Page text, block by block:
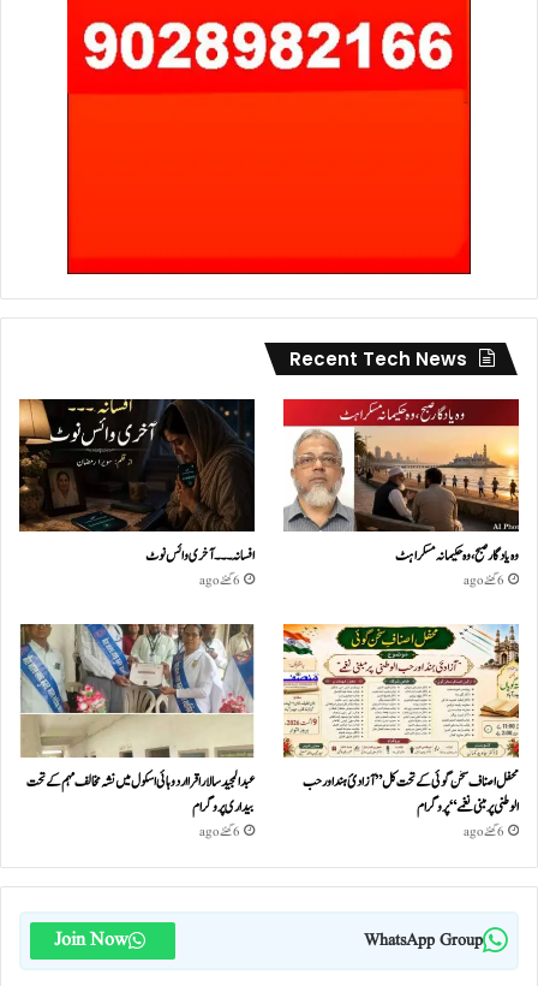
Recent Tech News
وہ یادگار صبح، وہ حکیمانہ مسکراہٹ
6 گھنٹے ago
افسانہ۔۔۔آخری وائس نوٹ
6 گھنٹے ago
محفل اصناف سخن گوئی کے تحت کل ”آزادئ ہند اور حب
الوطنی پر مبنی نغمے“پروگرام
6 گھنٹے ago
عبدالمجید سالار اقرا اردو ہائی اسکول میں نشہ مخالف مہم کے تحت
بیداری پروگرام
6 گھنٹے ago
WhatsApp Group
Join Now